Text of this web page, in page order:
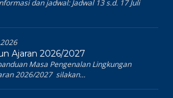
dan jadwal: Jadwal 13 s.d. 17 Juli
Ajaran 2026/2027
Masa Pengenalan Lingkungan
2026/2027 silakan...